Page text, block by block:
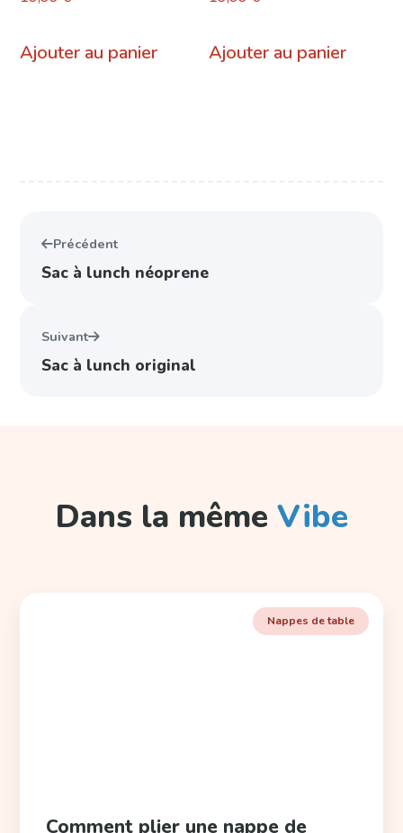
Ajouter au panier Ajouter au panier
Précédent
Sac à lunch néoprene
Suivant
Sac à lunch original
Dans la même Vibe
Nappes de table
Comment plier une nappe de